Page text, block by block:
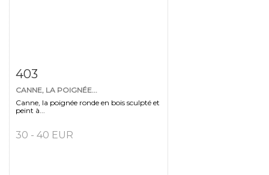
Fiche détaillée
403
CANNE, LA POIGNÉE...
Canne, la poignée ronde en bois sculpté et
peint à...
30 - 40 EUR